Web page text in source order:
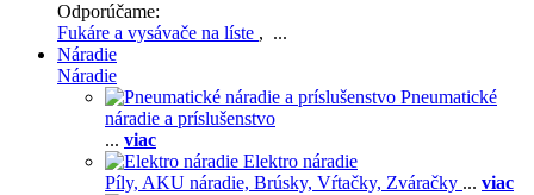
Odporúčame:
Fukáre a vysávače na líste , ...
Náradie
Náradie
Pneumatické
náradie a príslušenstvo
... viac
Elektro náradie
Píly, AKU náradie, Brúsky, Vŕtačky, Zváračky ... viac